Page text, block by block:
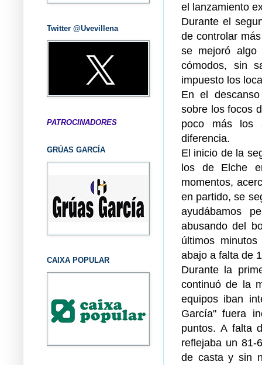
el lanzamiento
Durante el
de controlar
se mejoró algo
cómodos, sin
impuesto los
En el
sobre los focos
poco más los
diferencia.
El inicio de la
los de Elche
momentos,
en partido, se
ayudábamos
abusando del
últimos
abajo a falta de
Durante la
continuó de la
equipos iban
García" fuera
puntos. A falta
reflejaba un 81-
de casta y sin
Twitter @Uvevillena
PATROCINADORES
GRÚAS GARCÍA
CAIXA POPULAR